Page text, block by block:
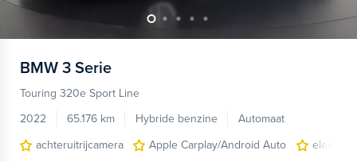
BMW 3 Serie
Touring 320e Sport Line
2022
65.176 km Hybride benzine
Automaat
achteruitrijcamera
Apple Carplay/Android Auto